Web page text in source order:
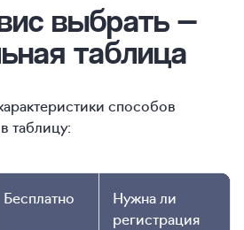
выбрать —
таблица
способов
таблицу:
Бесплатно
Нужна ли
регистрация